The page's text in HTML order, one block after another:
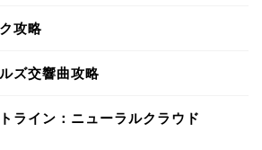
攻略
ズ交響曲攻略
ライン：ニューラルクラウド